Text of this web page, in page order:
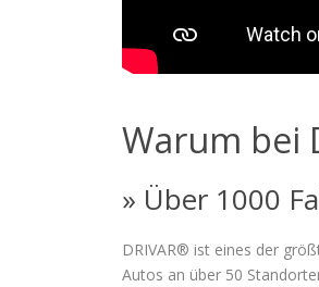
Warum bei
» Über 1000
DRIVAR® ist eines der
Autos an über 50